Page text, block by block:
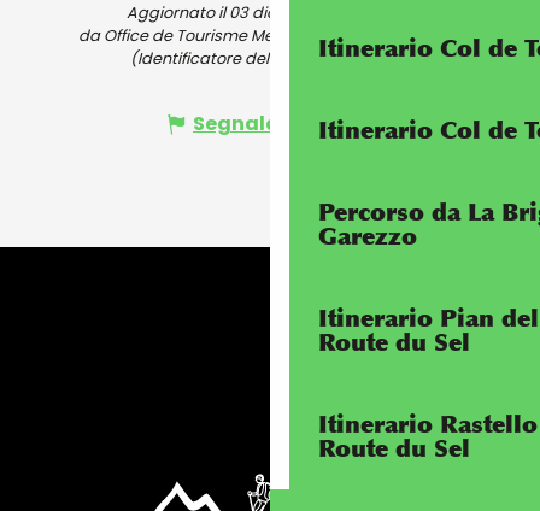
Itinerario Col de
Itinerario Col de
Percorso da La
Garezzo
Itinerario Pian
Route du Sel
Itinerario Rastello
Route du Sel
Aggiornato il 03 dicembre 2025 A 11:51
da Office de Tourisme Menton, Riviera & Merveilles
(Identificatore dell'offerta :5803522)
Segnala un errore